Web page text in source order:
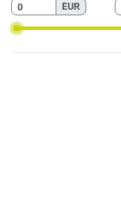
EUR